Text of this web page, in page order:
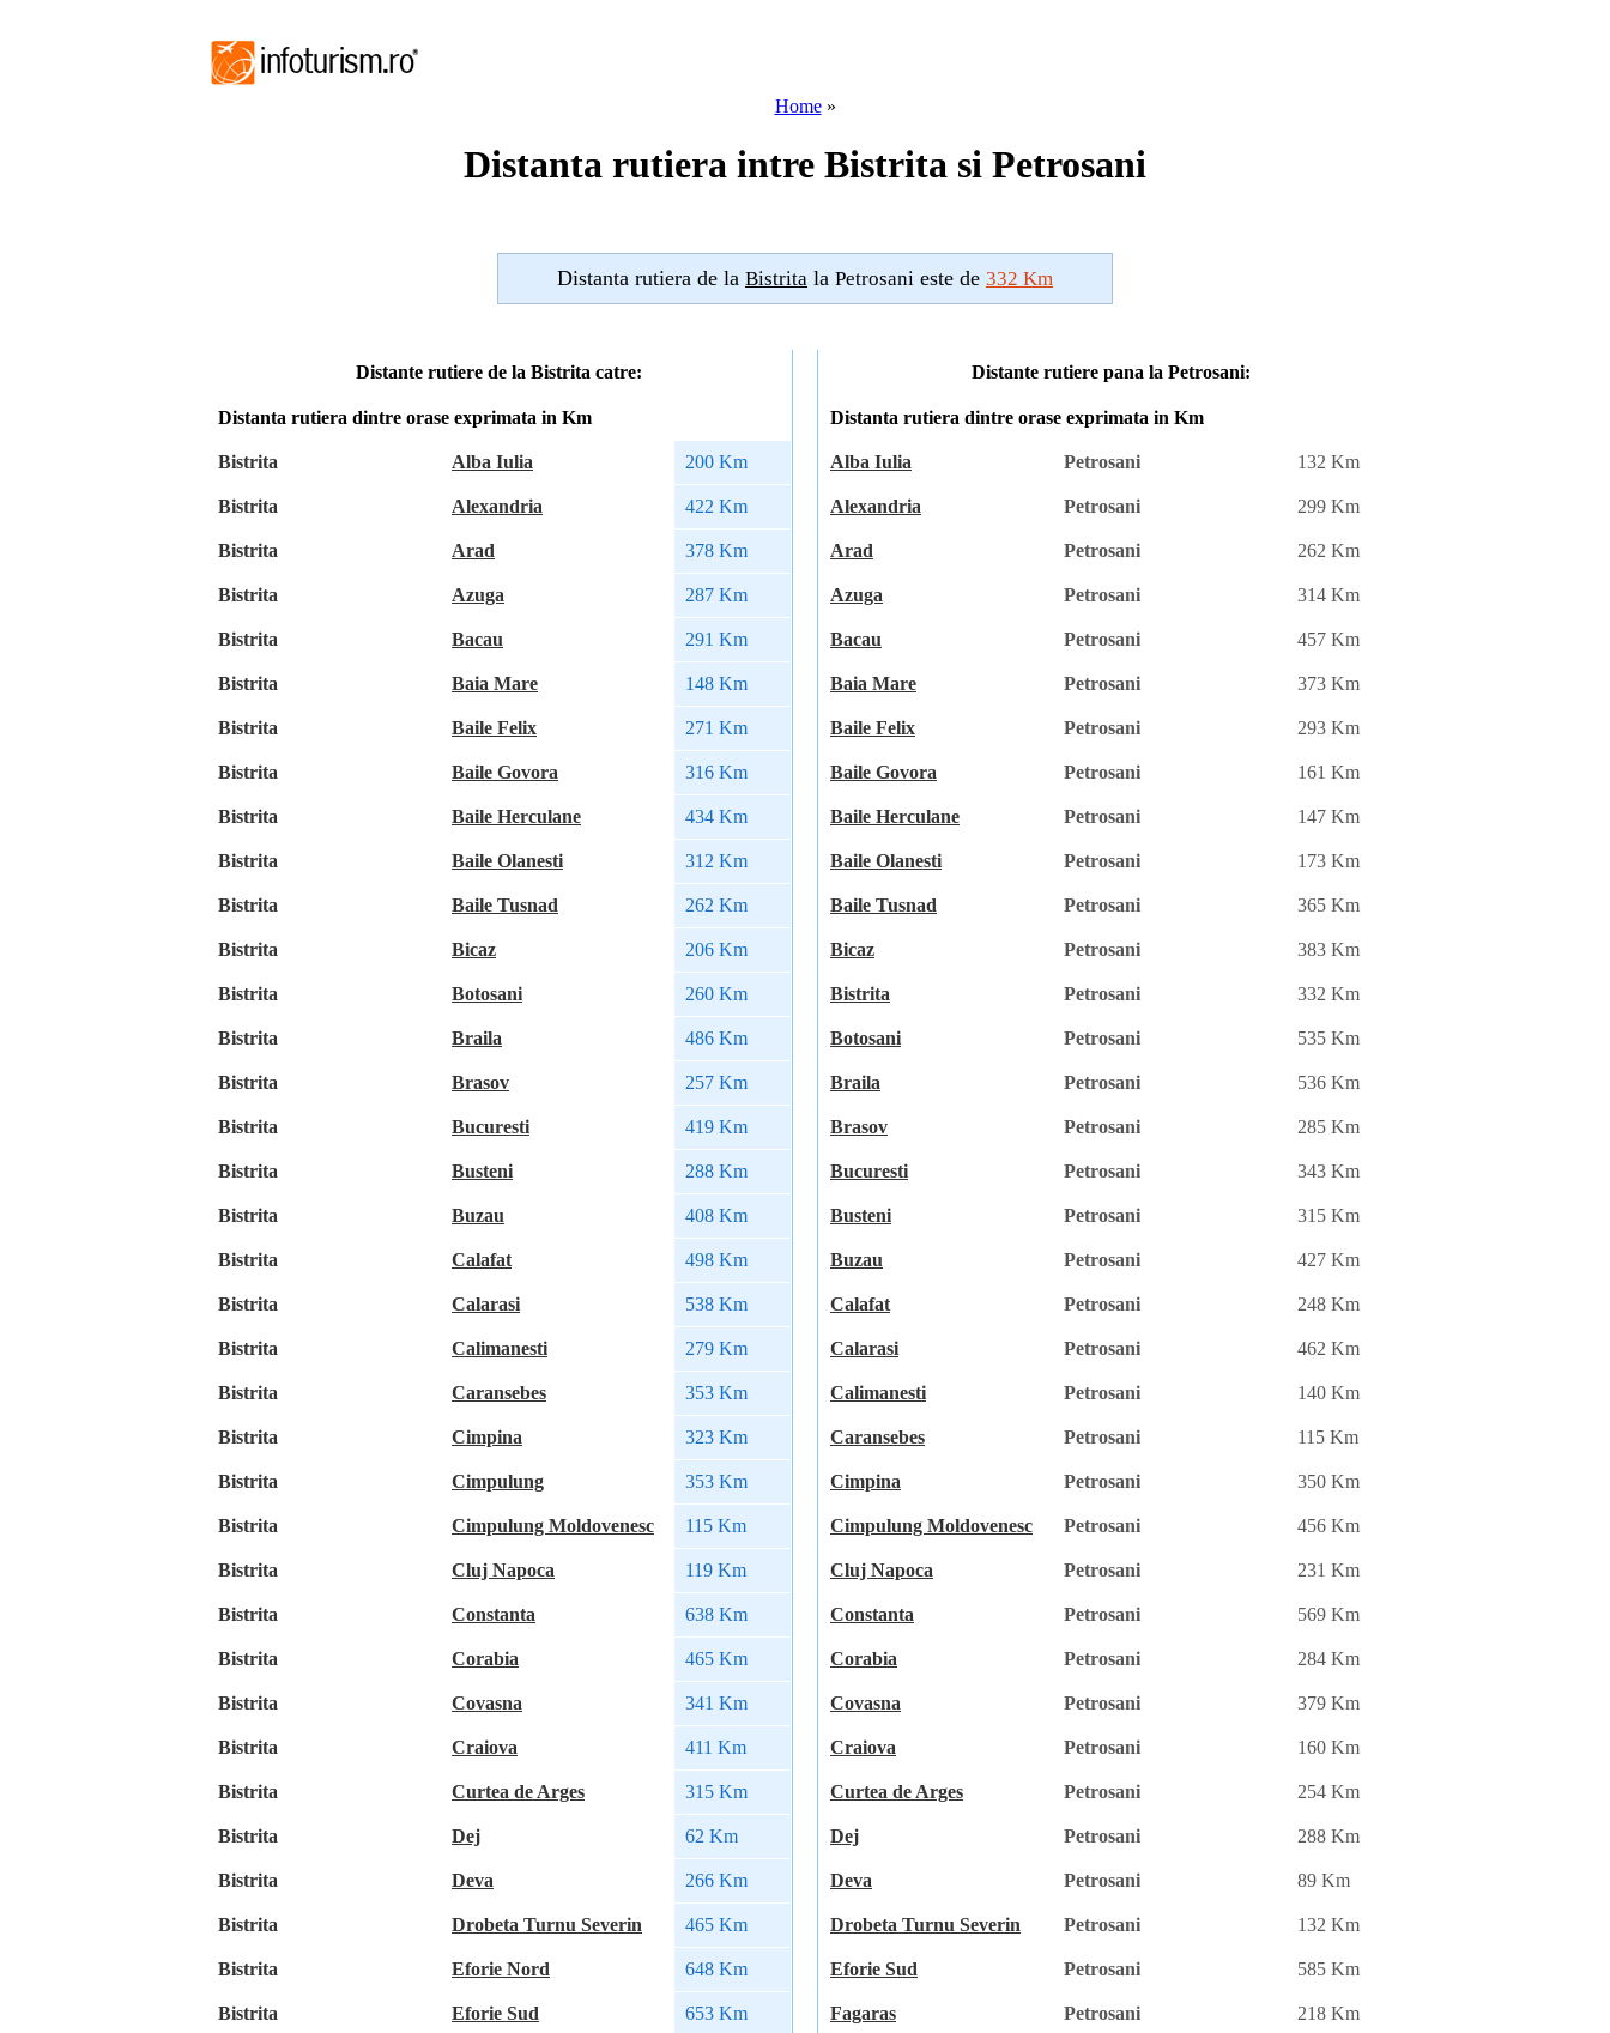
Home»
Distanta rutiera intre Bistrita si Petrosani
Distanta rutiera de la Bistrita la Petrosani este de 332 Km
Distante rutiere de la Bistrita catre:
Distanta rutiera dintre orase exprimata in Km
Bistrita Alba Iulia 200 Km
Bistrita Alexandria 422 Km
Bistrita Arad 378 Km
Bistrita Azuga 287 Km
Bistrita Bacau 291 Km
Bistrita Baia Mare 148 Km
Bistrita Baile Felix 271 Km
Bistrita Baile Govora 316 Km
Bistrita Baile Herculane 434 Km
Bistrita Baile Olanesti 312 Km
Bistrita Baile Tusnad 262 Km
Bistrita Bicaz 206 Km
Bistrita Botosani 260 Km
Bistrita Braila 486 Km
Bistrita Brasov 257 Km
Bistrita Bucuresti 419 Km
Bistrita Busteni 288 Km
Bistrita Buzau 408 Km
Bistrita Calafat 498 Km
Bistrita Calarasi 538 Km
Bistrita Calimanesti 279 Km
Bistrita Caransebes 353 Km
Bistrita Cimpina 323 Km
Bistrita Cimpulung 353 Km
Bistrita Cimpulung Moldovenesc 115 Km
Bistrita Cluj Napoca 119 Km
Bistrita Constanta 638 Km
Bistrita Corabia 465 Km
Bistrita Covasna 341 Km
Bistrita Craiova 411 Km
Bistrita Curtea de Arges 315 Km
Bistrita Dej 62 Km
Bistrita Deva 266 Km
Bistrita Drobeta Turnu Severin 465 Km
Bistrita Eforie Nord 648 Km
Bistrita Eforie Sud 653 Km
Distante rutiere pana la Petrosani:
Distanta rutiera dintre orase exprimata in Km
Alba Iulia Petrosani 132 Km
Alexandria Petrosani 299 Km
Arad Petrosani 262 Km
Azuga Petrosani 314 Km
Bacau Petrosani 457 Km
Baia Mare Petrosani 373 Km
Baile Felix Petrosani 293 Km
Baile Govora Petrosani 161 Km
Baile Herculane Petrosani 147 Km
Baile Olanesti Petrosani 173 Km
Baile Tusnad Petrosani 365 Km
Bicaz Petrosani 383 Km
Bistrita Petrosani 332 Km
Botosani Petrosani 535 Km
Braila Petrosani 536 Km
Brasov Petrosani 285 Km
Bucuresti Petrosani 343 Km
Busteni Petrosani 315 Km
Buzau Petrosani 427 Km
Calafat Petrosani 248 Km
Calarasi Petrosani 462 Km
Calimanesti Petrosani 140 Km
Caransebes Petrosani 115 Km
Cimpina Petrosani 350 Km
Cimpulung Moldovenesc Petrosani 456 Km
Cluj Napoca Petrosani 231 Km
Constanta Petrosani 569 Km
Corabia Petrosani 284 Km
Covasna Petrosani 379 Km
Craiova Petrosani 160 Km
Curtea de Arges Petrosani 254 Km
Dej Petrosani 288 Km
Deva Petrosani 89 Km
Drobeta Turnu Severin Petrosani 132 Km
Eforie Sud Petrosani 585 Km
Fagaras Petrosani 218 Km